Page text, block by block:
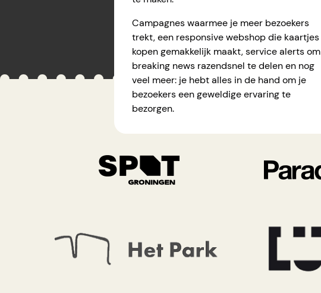
Campagneswaarmee je meer bezoekers
trekt, een responsivewebshopdie kaartjes
kopen gemakkelijk maakt,service alertsom
breaking news razendsnel te delen en nog
veel meer: je hebt alles in de hand om je
bezoekers een geweldige ervaring te
bezorgen.